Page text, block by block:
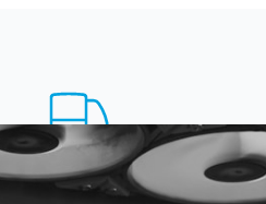
Supersnabb leverans